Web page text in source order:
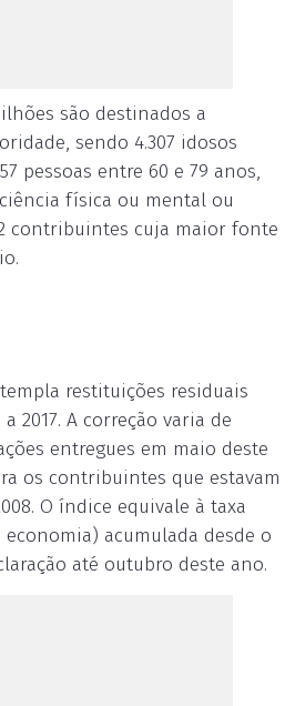
são destinados a
sendo 4.307 idosos
pessoas entre 60 e 79 anos,
física ou mental ou
contribuintes cuja maior fonte
restituições residuais
2017. A correção varia de
entregues em maio deste
os contribuintes que estavam
O índice equivale à taxa
acumulada desde o
até outubro deste ano.